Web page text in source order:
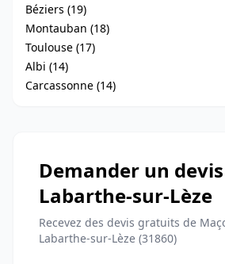
Béziers (19)
Montauban (18)
Toulouse (17)
Albi (14)
Carcassonne (14)
Demander un
Labarthe-sur-Lèze
Recevez des devis gratuits de
Labarthe-sur-Lèze (31860)